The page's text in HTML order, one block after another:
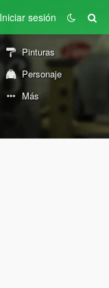
Iniciar sesión
Pinturas
Personaje
Más